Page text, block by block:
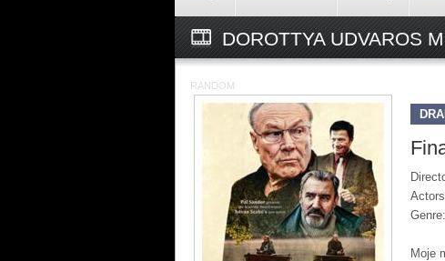
DOROTTYA UDVAROS
RANDOM
Genre:
Moje